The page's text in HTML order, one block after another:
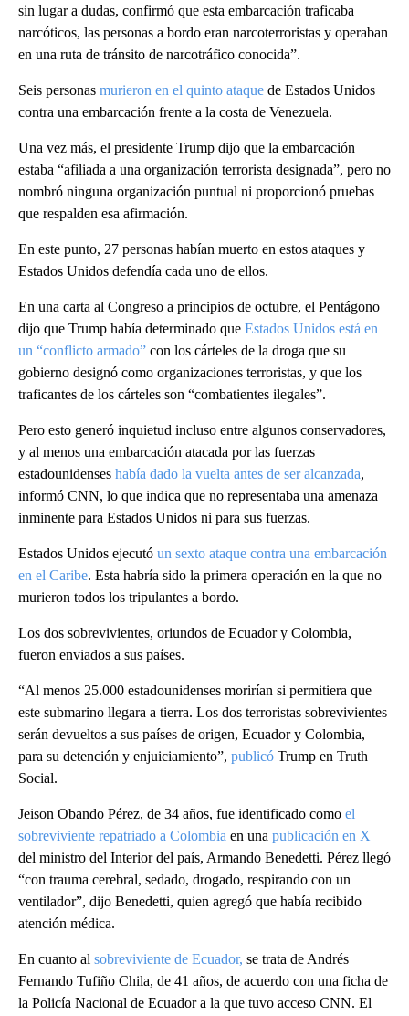
sin lugar a dudas, confirmó que esta embarcación traficaba
narcóticos, las personas a bordo eran narcoterroristas y operaban
en una ruta de tránsito de narcotráfico conocida”.
Seis personas murieron en el quinto ataque de Estados Unidos
contra una embarcación frente a la costa de Venezuela.
Una vez más, el presidente Trump dijo que la embarcación
estaba “afiliada a una organización terrorista designada”, pero no
nombró ninguna organización puntual ni proporcionó pruebas
que respalden esa afirmación.
En este punto, 27 personas habían muerto en estos ataques y
Estados Unidos defendía cada uno de ellos.
En una carta al Congreso a principios de octubre, el Pentágono
dijo que Trump había determinado que Estados Unidos está en
un “conflicto armado” con los cárteles de la droga que su
gobierno designó como organizaciones terroristas, y que los
traficantes de los cárteles son “combatientes ilegales”.
Pero esto generó inquietud incluso entre algunos conservadores,
y al menos una embarcación atacada por las fuerzas
estadounidenses había dado la vuelta antes de ser alcanzada,
informó CNN, lo que indica que no representaba una amenaza
inminente para Estados Unidos ni para sus fuerzas.
Estados Unidos ejecutó un sexto ataque contra una embarcación
en el Caribe. Esta habría sido la primera operación en la que no
murieron todos los tripulantes a bordo.
Los dos sobrevivientes, oriundos de Ecuador y Colombia,
fueron enviados a sus países.
“Al menos 25.000 estadounidenses morirían si permitiera que
este submarino llegara a tierra. Los dos terroristas sobrevivientes
serán devueltos a sus países de origen, Ecuador y Colombia,
para su detención y enjuiciamiento”, publicó Trump en Truth
Social.
Jeison Obando Pérez, de 34 años, fue identificado como el
sobreviviente repatriado a Colombia en una publicación en X
del ministro del Interior del país, Armando Benedetti. Pérez llegó
“con trauma cerebral, sedado, drogado, respirando con un
ventilador”, dijo Benedetti, quien agregó que había recibido
atención médica.
En cuanto al sobreviviente de Ecuador, se trata de Andrés
Fernando Tufiño Chila, de 41 años, de acuerdo con una ficha de
la Policía Nacional de Ecuador a la que tuvo acceso CNN. El